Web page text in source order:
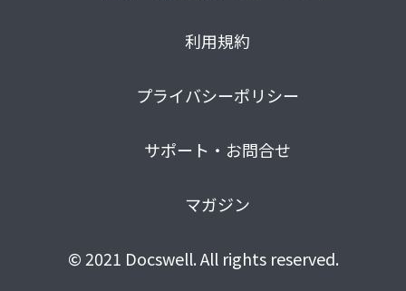
利用規約
プライバシーポリシー
サポート・お問合せ
マガジン
© 2021 Docswell. All rights reserved.